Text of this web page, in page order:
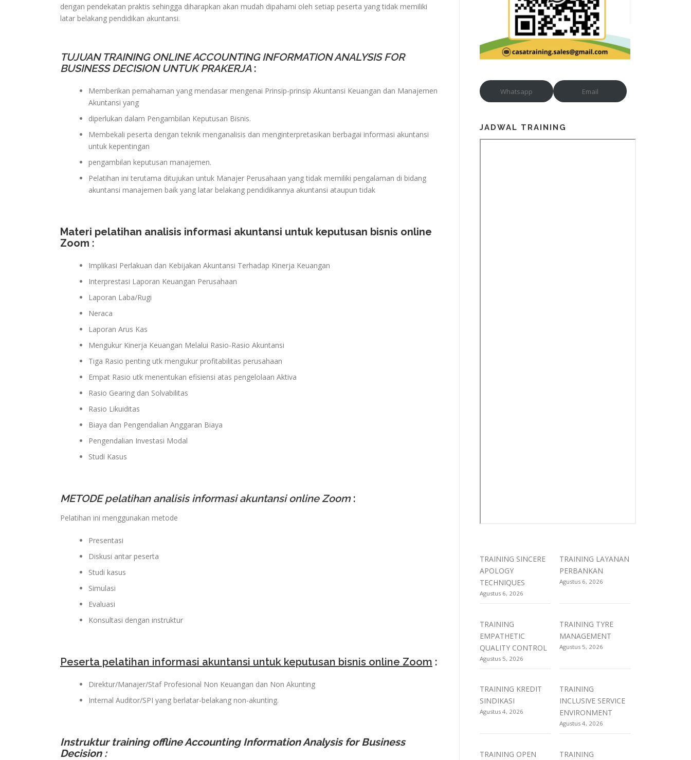
dengan pendekatan praktis sehingga diharapkan akan mudah dipahami oleh setiap peserta yang tidak memiliki
latar belakang pendidikan akuntansi.
TUJUAN TRAINING ONLINE ACCOUNTING INFORMATION ANALYSIS FOR
BUSINESS DECISION UNTUK PRAKERJA:
Memberikan pemahaman yang mendasar mengenai Prinsip-prinsip Akuntansi Keuangan dan Manajemen
Akuntansi yang
diperlukan dalam Pengambilan Keputusan Bisnis.
Membekali peserta dengan teknik menganalisis dan menginterpretasikan berbagai informasi akuntansi
untuk kepentingan
pengambilan keputusan manajemen.
Pelatihan ini terutama ditujukan untuk Manajer Perusahaan yang tidak memiliki pengalaman di bidang
akuntansi manajemen baik yang latar belakang pendidikannya akuntansi ataupun tidak
Materi pelatihan analisis informasi akuntansi untuk keputusan bisnis online
Zoom :
Implikasi Perlakuan dan Kebijakan Akuntansi Terhadap Kinerja Keuangan
Interprestasi Laporan Keuangan Perusahaan
Laporan Laba/Rugi
Neraca
Laporan Arus Kas
Mengukur Kinerja Keuangan Melalui Rasio-Rasio Akuntansi
Tiga Rasio penting utk mengukur profitabilitas perusahaan
Empat Rasio utk menentukan efisiensi atas pengelolaan Aktiva
Rasio Gearing dan Solvabilitas
Rasio Likuiditas
Biaya dan Pengendalian Anggaran Biaya
Pengendalian Investasi Modal
Studi Kasus
METODE pelatihan analisis informasi akuntansi online Zoom:
Pelatihan ini menggunakan metode
Presentasi
Diskusi antar peserta
Studi kasus
Simulasi
Evaluasi
Konsultasi dengan instruktur
Peserta pelatihan informasi akuntansi untuk keputusan bisnis online Zoom :
Direktur/Manajer/Staf Profesional Non Keuangan dan Non Akunting
Internal Auditor/SPI yang berlatar-belakang non-akunting.
Instruktur training offline Accounting Information Analysis for Business
Decision :
Whatsapp Email
JADWAL TRAINING
TRAINING SINCERE
APOLOGY
TECHNIQUES
Agustus 6, 2026
TRAINING LAYANAN
PERBANKAN
Agustus 6, 2026
TRAINING
EMPATHETIC
QUALITY CONTROL
Agustus 5, 2026
TRAINING TYRE
MANAGEMENT
Agustus 5, 2026
TRAINING KREDIT
SINDIKASI
Agustus 4, 2026
TRAINING
INCLUSIVE SERVICE
ENVIRONMENT
Agustus 4, 2026
TRAINING OPEN
TRAINING